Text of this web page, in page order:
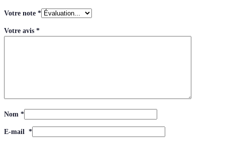
Votre note *
Votre avis *
Nom *
E-mail *